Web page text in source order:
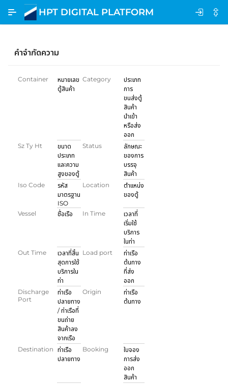
Skip to Main Content
HPT DIGITAL PLATFORM
คำจำกัดความ
Container
หมายเลข
ตู้สินค้า
Category
ประเภท
การ
ขนส่งตู้
สินค้า
นำเข้า
หรือส่ง
ออก
Sz Ty Ht
ขนาด
ประเภท
และความ
สูงของตู้
Status
ลักษณะ
ของการ
บรรจุ
สินค้า
Iso Code
รหัส
มาตรฐาน
ISO
Location
ตำแหน่ง
ของตู้
Vessel ชื่อเรือ In Time
เวลาที่
เริ่มใช้
บริการ
ในท่า
Out Time
เวลาที่สิ้น
สุดการใช้
บริการใน
ท่า
Load port
ท่าเรือ
ต้นทาง
ที่ส่ง
ออก
Discharge
Port
ท่าเรือ
ปลายทาง
/ ท่าเรือที่
ขนถ่าย
สินค้าลง
จากเรือ
Origin
ท่าเรือ
ต้นทาง
Destination ท่าเรือ
ปลายทาง
Booking
ใบจอง
การส่ง
ออก
สินค้า